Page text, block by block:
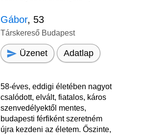
Gábor, 53
Társkereső Budapest
Üzenet Adatlap
58-éves, eddigi életében nagyot
csalódott, elvált, fiatalos, káros
szenvedélyektől mentes,
budapesti férfiként szeretném
újra kezdeni az életem. Őszinte,